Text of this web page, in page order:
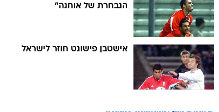
הנבחרת של אוחנה"
אישטבן פישונט חוזר לישראל